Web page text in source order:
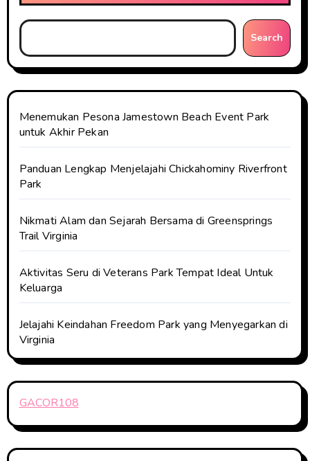
Search
Menemukan Pesona Jamestown Beach Event Park
untuk Akhir Pekan
Panduan Lengkap Menjelajahi Chickahominy Riverfront
Park
Nikmati Alam dan Sejarah Bersama di Greensprings
Trail Virginia
Aktivitas Seru di Veterans Park Tempat Ideal Untuk
Keluarga
Jelajahi Keindahan Freedom Park yang Menyegarkan di
Virginia
GACOR108